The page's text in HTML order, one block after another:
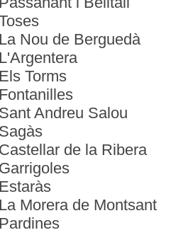
Nou de Berguedà
Torms
Andreu Salou
de la Ribera
Morera de Montsant